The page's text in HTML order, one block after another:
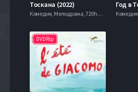
Тоскана (2022)
Комедия, Мелодрама, 720hd, mobilen,
Год в
DVDRip